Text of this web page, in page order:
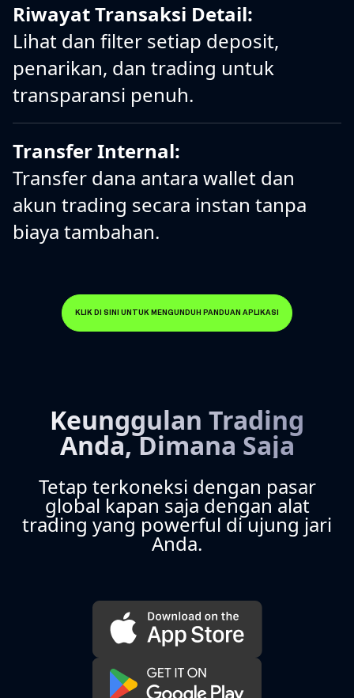
Riwayat Transaksi Detail:
Lihat dan filter setiap deposit,
penarikan, dan trading untuk
transparansi penuh.
Transfer Internal:
Transfer dana antara wallet dan
akun trading secara instan tanpa
biaya tambahan.
KLIK DI SINI UNTUK MENGUNDUH PANDUAN APLIKASI
Keunggulan Trading
Anda, Dimana Saja
Tetap terkoneksi dengan pasar
global kapan saja dengan alat
trading yang powerful di ujung jari
Anda.